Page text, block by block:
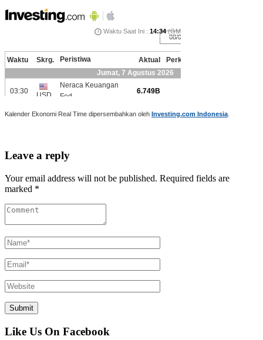
Kalender Ekonomi Real Time dipersembahkan oleh Investing.com Indonesia
Leave a reply
Your email address will not be published. Required fields are
marked *
Like Us On Facebook